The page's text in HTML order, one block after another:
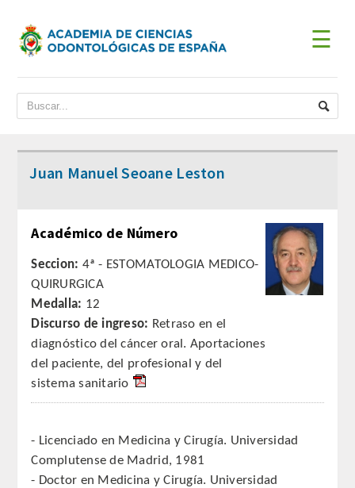
ACADEMIA
BIENVENIDA DEL PRESIDENTE
Historia
Presidentes
JUNTA DE GOBIERNO
ESTATUTOS
REGLAMENTO
SECCIONES
☰
Juan Manuel Seoane Leston
Académico de Número
Seccion: 4ª - ESTOMATOLOGIA MEDICO-
QUIRURGICA
Medalla: 12
Discurso de ingreso: Retraso en el
diagnóstico del cáncer oral. Aportaciones
del paciente, del profesional y del
sistema sanitario
- Licenciado en Medicina y Cirugía. Universidad
Complutense de Madrid, 1981
- Doctor en Medicina y Cirugía. Universidad